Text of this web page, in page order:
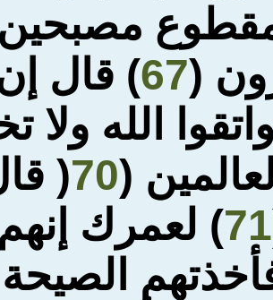
مقطوع مصبحين
(
67) قال
الله ولا
(
70
(
71) لعمرك